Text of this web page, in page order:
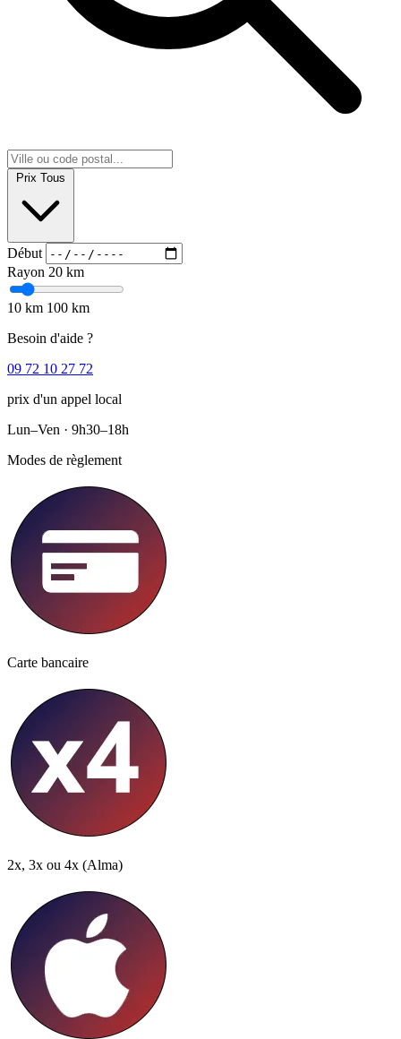
Prix Tous
Début
Rayon 20 km
10 km 100 km
Besoin d'aide ?
09 72 10 27 72
prix d'un appel local
Lun–Ven · 9h30–18h
Modes de règlement
Carte bancaire
2x, 3x ou 4x (Alma)